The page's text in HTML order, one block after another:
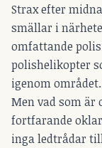
Strax efter
smällar i
omfattande
polishelikopter
igenom området.
Men vad som är
fortfarande
inga ledtrådar